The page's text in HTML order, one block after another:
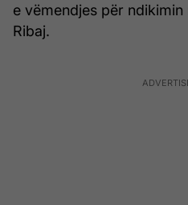
e vëmendjes për ndikimin
Ribaj.